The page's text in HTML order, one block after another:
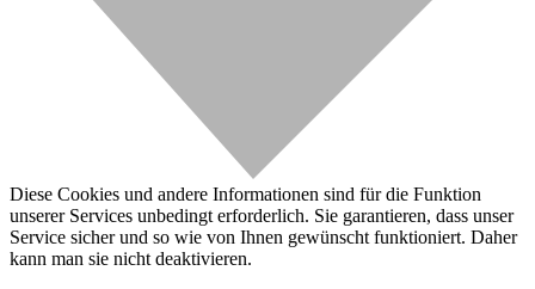
Diese Cookies und andere Informationen sind für die Funktion
unserer Services unbedingt erforderlich. Sie garantieren, dass unser
Service sicher und so wie von Ihnen gewünscht funktioniert. Daher
kann man sie nicht deaktivieren.